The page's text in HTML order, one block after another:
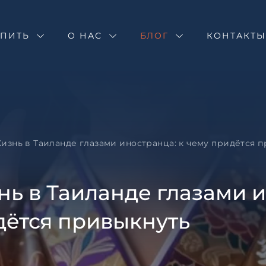
О НАС БЛОГ КОНТАКТЫ
в Таиланде глазами иностранца: к чему придётся
в Таиланде глазами
привыкнуть
Согласен с
Жизнь в